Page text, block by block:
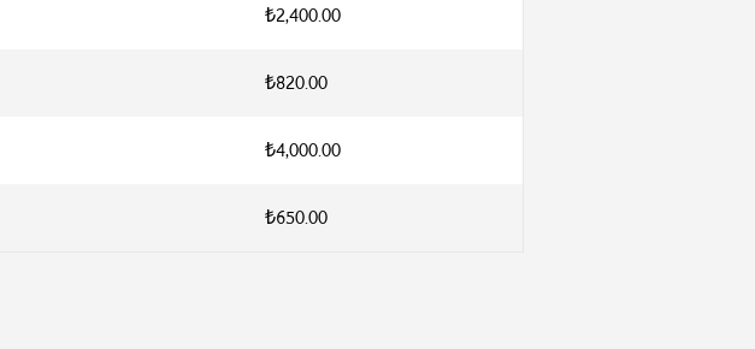
₺2,400.00
₺820.00
₺4,000.00
₺650.00